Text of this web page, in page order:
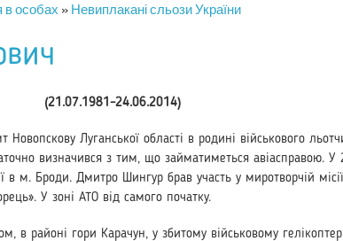
в особах »Невиплакані сльози України
(21.07.1981–24.06.2014)
Луганської області в родині військового
визначився з тим, що займатиметься авіаспра­вою. У
в м. Броди. Дмитро Шингур брав участь у миротворчій
У зоні АТО від самого початку.
районі гори Карачун, у збитому військовому